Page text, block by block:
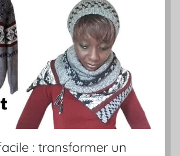
: transformer un